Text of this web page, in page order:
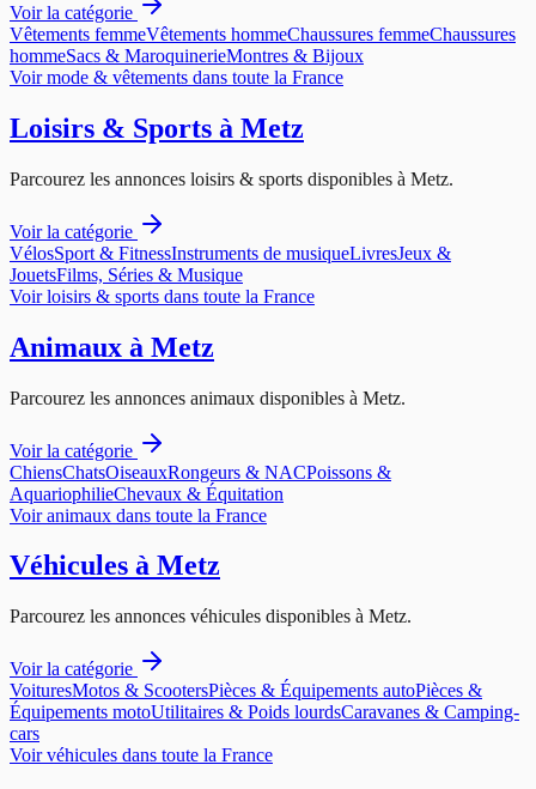
Voir la catégorie
Vêtements femmeVêtements hommeChaussures femmeChaussures
hommeSacs & MaroquinerieMontres & Bijoux
Voirmode & vêtements dans toute la France
Loisirs & Sports à Metz
Parcourez les annonces loisirs & sports disponibles à Metz.
Voir la catégorie
VélosSport & FitnessInstruments de musiqueLivresJeux &
JouetsFilms, Séries & Musique
Voirloisirs & sports dans toute la France
Animaux à Metz
Parcourez les annonces animaux disponibles à Metz.
Voir la catégorie
ChiensChatsOiseauxRongeurs & NACPoissons &
AquariophilieChevaux & Équitation
Voiranimaux dans toute la France
Véhicules à Metz
Parcourez les annonces véhicules disponibles à Metz.
Voir la catégorie
VoituresMotos & ScootersPièces & Équipements autoPièces &
Équipements motoUtilitaires & Poids lourdsCaravanes & Camping-
cars
Voirvéhicules dans toute la France